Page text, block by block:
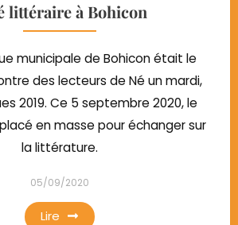
littéraire à Bohicon
municipale de Bohicon était le
des lecteurs de Né un mardi,
2019. Ce 5 septembre 2020, le
en masse pour échanger sur
la littérature.
05/09/2020
Lire